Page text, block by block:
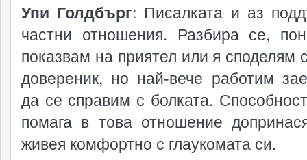
Упи Голдбърг: Писалката и аз
частни отношения. Разбира се,
показвам на приятел или я споделям
довереник, но най-вече работим
да се справим с болката.
помага в това отношение
живея комфортно с глаукомата си.